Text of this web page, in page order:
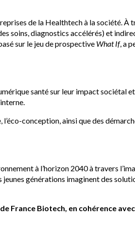
de la Healthtech à la société. À
soins, diagnostics accélérés) et
sur le jeu de prospective What If, a
santé sur leur impact sociétal
conception, ainsi que des
à l’horizon 2040 à travers
générations imaginent des
France Biotech, en cohérence